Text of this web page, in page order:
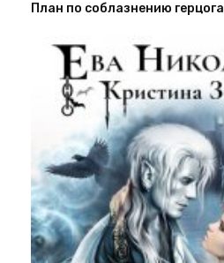
План по соблазнению